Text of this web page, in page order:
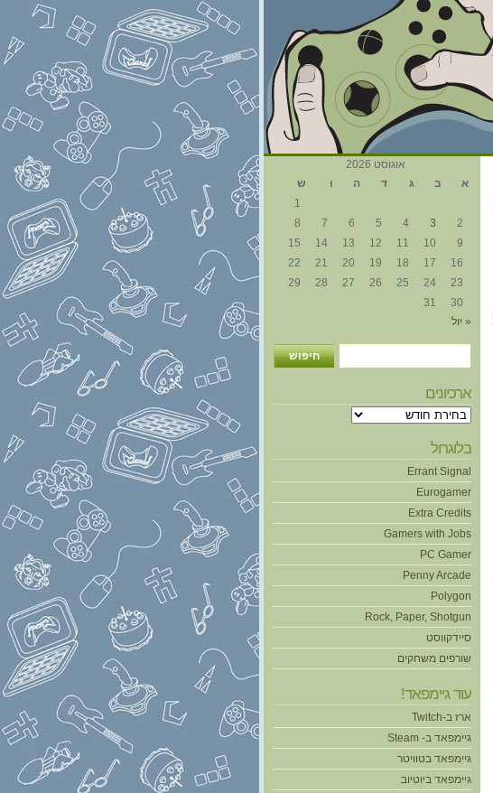
אוגוסט 2026
א
ב ג ד ה ו
ש
1
2
3
4
5
6
7
8
9
10
11
12
13
14
15
16
17
18
19
20
21
22
23
24
25
26
27
28
29
30
31
« יול
ארכיונים
ארכיונים
בלוגרול
Errant Signal
Eurogamer
Extra Credits
Gamers with Jobs
PC Gamer
Penny Arcade
Polygon
Rock, Paper, Shotgun
סיידקווסט
שורפים משחקים
עוד גיימפאד!
ארז ב-Twitch
גיימפאד ב- Steam
גיימפאד בטוויטר
גיימפאד ביוטיוב